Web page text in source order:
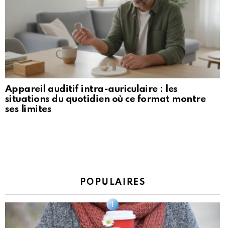
Appareil auditif intra-auriculaire : les
situations du quotidien où ce format montre
ses limites
POPULAIRES